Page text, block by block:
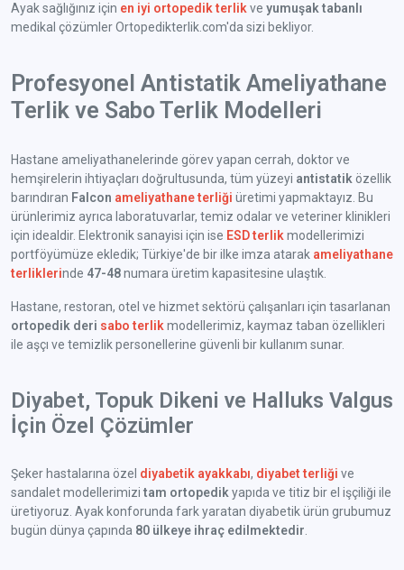
Ayak sağlığınız için en iyi ortopedik terlikve yumuşak tabanlı
medikal çözümler Ortopedikterlik.com'da sizi bekliyor.
Profesyonel Antistatik Ameliyathane
Terlik ve Sabo Terlik Modelleri
Hastane ameliyathanelerinde görev yapan cerrah, doktor ve
hemşirelerin ihtiyaçları doğrultusunda, tüm yüzeyi antistatik özellik
barındıran Falcon ameliyathane terliği üretimi yapmaktayız. Bu
ürünlerimiz ayrıca laboratuvarlar, temiz odalar ve veteriner klinikleri
için idealdir. Elektronik sanayisi için ise ESD terlikmodellerimizi
portföyümüze ekledik; Türkiye'de bir ilke imza atarak ameliyathane
terliklerinde 47-48numara üretim kapasitesine ulaştık.
Hastane, restoran, otel ve hizmet sektörü çalışanları için tasarlanan
ortopedik deri sabo terlikmodellerimiz, kaymaz taban özellikleri
ile aşçı ve temizlik personellerine güvenli bir kullanım sunar.
Diyabet, Topuk Dikeni ve Halluks Valgus
İçin Özel Çözümler
Şeker hastalarına özel diyabetik ayakkabı, diyabet terliği ve
sandalet modellerimizi tam ortopedikyapıda ve titiz bir el işçiliği ile
üretiyoruz. Ayak konforunda fark yaratan diyabetik ürün grubumuz
bugün dünya çapında 80 ülkeye ihraç edilmektedir.